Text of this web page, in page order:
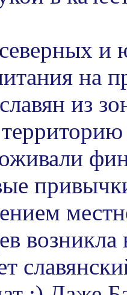
и
на
из